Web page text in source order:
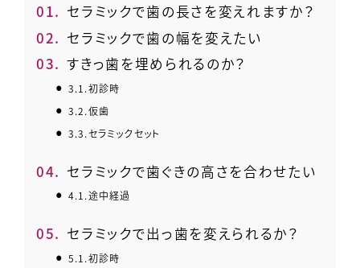
1. セラミックで歯の長さを変えれますか？
2. セラミックで歯の幅を変えたい
3. すきっ歯を埋められるのか？
3.1.初診時
3.2.仮歯
3.3.セラミックセット
4. セラミックで歯ぐきの高さを合わせたい
4.1.途中経過
5. セラミックで出っ歯を変えられるか？
5.1.初診時